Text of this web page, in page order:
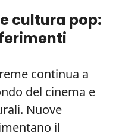
cultura pop:
continua a
del cinema e
Nuove
il